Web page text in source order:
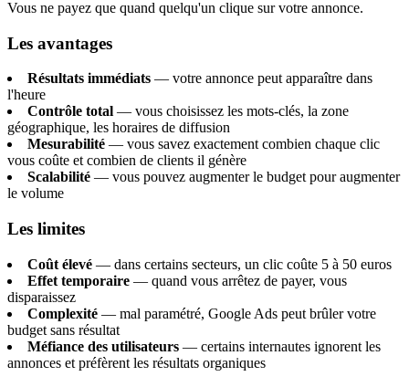
Vous ne payez que quand quelqu'un clique sur votre annonce.
Les avantages
Résultats immédiats — votre annonce peut apparaître dans
l'heure
Contrôle total — vous choisissez les mots-clés, la zone
géographique, les horaires de diffusion
Mesurabilité — vous savez exactement combien chaque clic
vous coûte et combien de clients il génère
Scalabilité — vous pouvez augmenter le budget pour augmenter
le volume
Les limites
Coût élevé — dans certains secteurs, un clic coûte 5 à 50 euros
Effet temporaire — quand vous arrêtez de payer, vous
disparaissez
Complexité — mal paramétré, Google Ads peut brûler votre
budget sans résultat
Méfiance des utilisateurs — certains internautes ignorent les
annonces et préfèrent les résultats organiques